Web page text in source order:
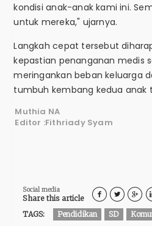
kondisi anak-anak kami ini.
untuk mereka," ujarnya.
Langkah cepat tersebut
kepastian penanganan medis
meringankan beban keluarga
tumbuh kembang kedua anak
Muthia NA
Editor :Fithriady Syam
Social media
Share this article   
TAGS: Pendidikan SD